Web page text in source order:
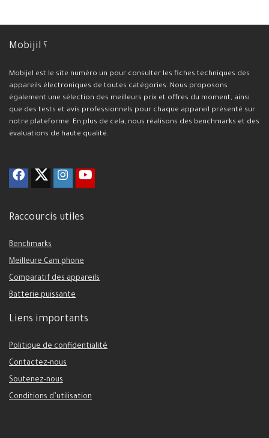
Mobijil ؟
Mobijel est le site numéro un pour consulter les fiches techniques des
appareils électroniques de toutes catégories. Nous proposons
également une sélection des meilleurs prix et offres du moment, ainsi
que des tests et avis professionnels pour chaque appareil présenté sur
notre plateforme. En plus de cela, nous réalisons des benchmarks et des
évaluations de haute qualité.
Raccourcis utiles
Benchmarks
Meilleure Cam phone
Comparatif des appareils
Batterie puissante
Liens importants
Politique de confidentialité
Contactez-nous
Soutenez-nous
Conditions d’utilisation